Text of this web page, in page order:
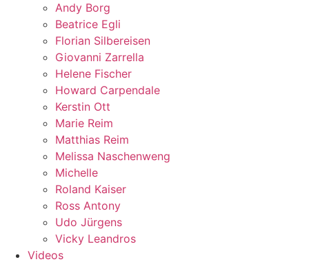
Andy Borg
Beatrice Egli
Florian Silbereisen
Giovanni Zarrella
Helene Fischer
Howard Carpendale
Kerstin Ott
Marie Reim
Matthias Reim
Melissa Naschenweng
Michelle
Roland Kaiser
Ross Antony
Udo Jürgens
Vicky Leandros
Videos